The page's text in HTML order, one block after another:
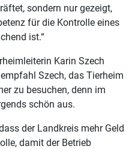
sondern nur gezeigt,
für die Kontrolle eines
ist.“
Karin Szech
Szech, das Tierheim
zu besuchen, denn im
schön aus.
der Landkreis mehr Geld
damit der Betrieb